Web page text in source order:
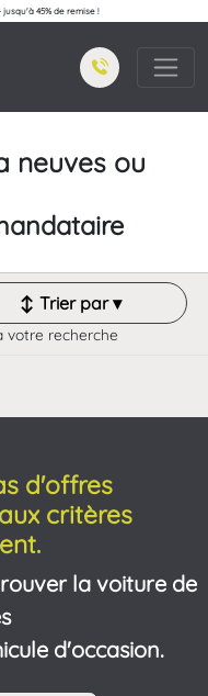
45% de remise !
neuves ou
↕ Trier par ▾
recherche
d'offres
critères
la voiture de
d'occasion.